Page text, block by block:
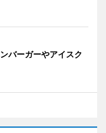
ーガーやアイスク